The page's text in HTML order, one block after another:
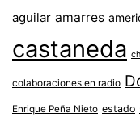
aguilar amarres
castaneda
colaboraciones en radio
Enrique Peña Nieto estado